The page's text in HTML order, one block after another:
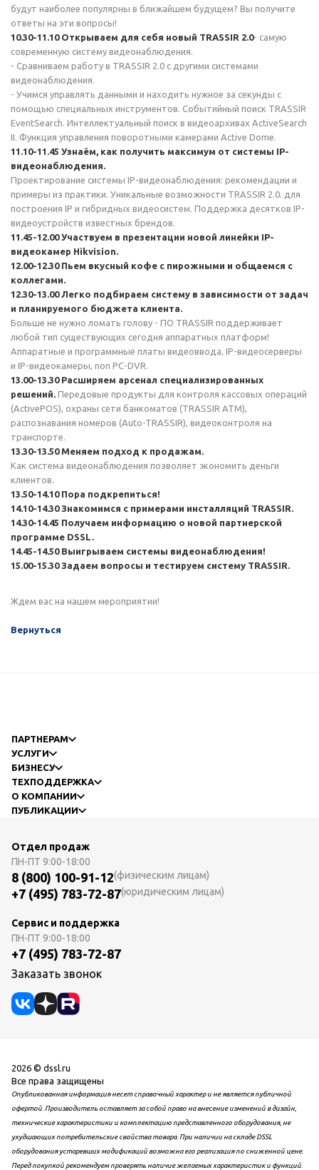
будут наиболее популярны в ближайшем будущем? Вы получите
ответы на эти вопросы!
10.30-11.10 Открываем для себя новый TRASSIR 2.0- самую
современную систему видеонаблюдения.
- Сравниваем работу в TRASSIR 2.0 с другими системами
видеонаблюдения.
- Учимся управлять данными и находить нужное за секунды с
помощью специальных инструментов. Событийный поиск TRASSIR
EventSearch. Интеллектуальный поиск в видеоархивах ActiveSearch
II. Функция управления поворотными камерами Active Dome.
11.10-11.45 Узнаём, как получить максимум от системы IP-
видеонаблюдения.
Проектирование системы IP-видеонаблюдения: рекомендации и
примеры из практики. Уникальные возможности TRASSIR 2.0. для
построения IP и гибридных видеосистем. Поддержка десятков IP-
видеоустройств известных брендов.
11.45-12.00 Участвуем в презентации новой линейки IP-
видеокамер Hikvision.
12.00-12.30 Пьем вкусный кофе с пирожными и общаемся с
коллегами.
12.30-13.00 Легко подбираем систему в зависимости от задач
и планируемого бюджета клиента.
Больше не нужно ломать голову - ПО TRASSIR поддерживает
любой тип существующих сегодня аппаратных платформ!
Аппаратные и программные платы видеоввода, IP-видеосерверы
и IP-видеокамеры, non PC-DVR.
13.00-13.30 Расширяем арсенал специализированных
решений. Передовые продукты для контроля кассовых операций
(ActivePOS), охраны сети банкоматов (TRASSIR ATM),
распознавания номеров (Auto-TRASSIR), видеоконтроля на
транспорте.
13.30-13.50 Меняем подход к продажам.
Как система видеонаблюдения позволяет экономить деньги
клиентов.
13.50-14.10 Пора подкрепиться!
14.10-14.30 Знакомимся с примерами инсталляций TRASSIR.
14.30-14.45 Получаем информацию о новой партнерской
программе DSSL.
14.45-14.50 Выигрываем системы видеонаблюдения!
15.00-15.30 Задаем вопросы и тестируем систему TRASSIR.
Ждем вас на нашем мероприятии!
Вернуться
ПАРТНЕРАМ
УСЛУГИ
БИЗНЕСУ
ТЕХПОДДЕРЖКА
О КОМПАНИИ
ПУБЛИКАЦИИ
Отдел продаж
ПН-ПТ 9:00-18:00
8 (800) 100-91-12(физическим лицам)
+7 (495) 783-72-87(юридическим лицам)
Сервис и поддержка
ПН-ПТ 9:00-18:00
+7 (495) 783-72-87
Заказать звонок
2026 © dssl.ru
Все права защищены
Опубликованная информация несет справочный характер и не является публичной
офертой. Производитель оставляет за собой право на внесение изменений в дизайн,
технические характеристики и комплектацию представленного оборудования, не
ухудшающих потребительские свойства товара. При наличии на складе DSSL
оборудования устаревших модификаций возможна его реализация по сниженной цене.
Перед покупкой рекомендуем проверять наличие желаемых характеристик и функций.